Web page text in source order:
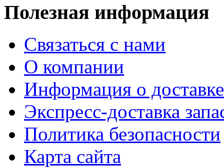
Полезная информация
Связаться с нами
О компании
Информация о доставке
Экспресс-доставка
Политика безопасности
Карта сайта